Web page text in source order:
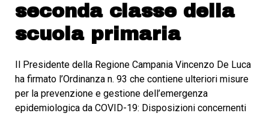
seconda classe della
scuola primaria
Il Presidente della Regione Campania Vincenzo De Luca
ha firmato l’Ordinanza n. 93 che contiene ulteriori misure
per la prevenzione e gestione dell’emergenza
epidemiologica da COVID-19: Disposizioni concernenti